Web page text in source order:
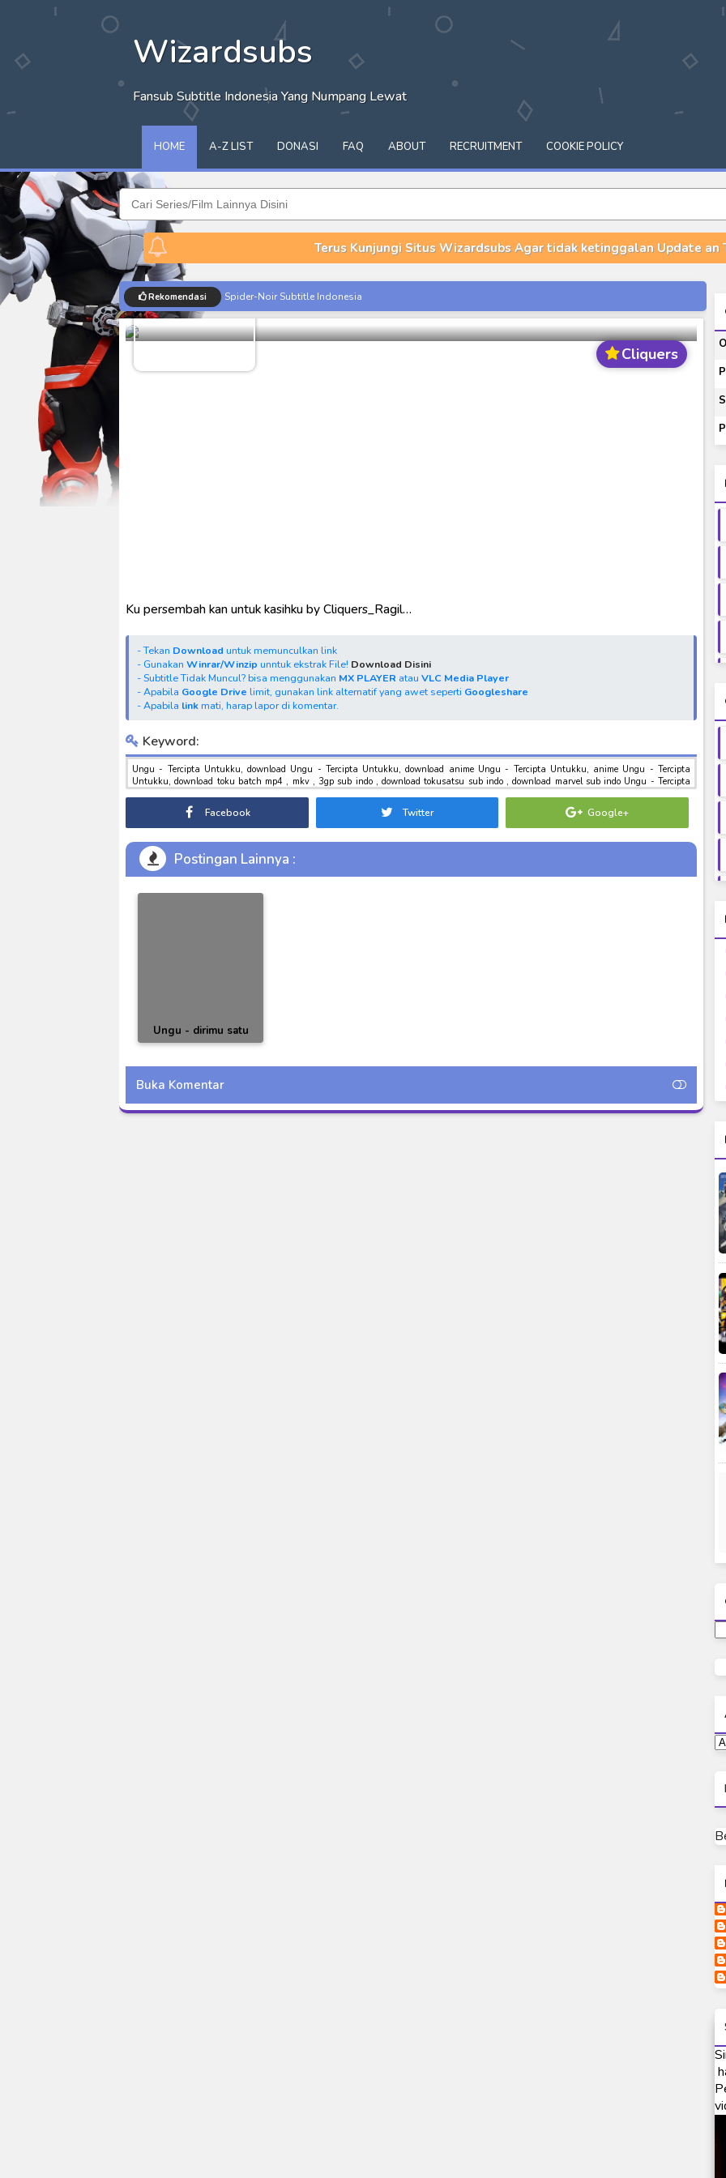
Wizardsubs
Fansub Subtitle Indonesia Yang Numpang Lewat
HOME A-Z LIST DONASI FAQ ABOUT RECRUITMENT COOKIE POLICY
Terus Kunjungi Situs Wizardsubs Agar tidak ketinggalan Update an
Rekomendasi
Spider-Noir Subtitle Indonesia
Ultraman Arc The Movie: The Clash of Light and Evil BD Subtitle Indonesia
Captain America: Brave New World BD Subtitle Indonesia
[Reupload] Kikaider REBOO (2014) Subtitle Indonesia
Cliquers
Ungu - Tercipta Untukku
Ku persembah kan untuk kasihku by Cliquers_Ragil…
- Tekan Download untuk memunculkan link
- Gunakan Winrar/Winzip unntuk ekstrak File! Download Disini
- Subtitle Tidak Muncul? bisa menggunakan MX PLAYER atau VLC Media Player
- Apabila Google Drive limit, gunakan link alternatif yang awet seperti Googleshare
- Apabila linkmati, harap lapor di komentar.
Keyword:
Ungu - Tercipta Untukku, download Ungu - Tercipta Untukku, download anime Ungu - Tercipta Untukku, anime Ungu - Tercipta
Untukku, download toku batch mp4 , mkv , 3gp sub indo , download tokusatsu sub indo , download marvel sub indo Ungu - Tercipta
Facebook Twitter Google+
Postingan Lainnya :
Ungu - dirimu satu
Buka Komentar